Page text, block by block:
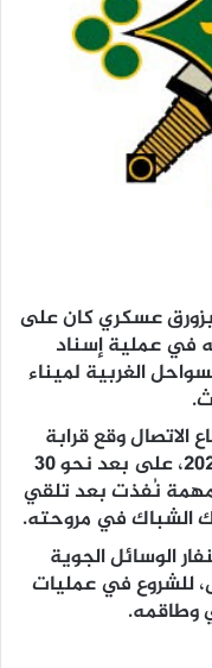
عسكري كان على
في عملية إسناد
الغربية لميناء
الاتصال وقع قرابة
الساعة الحادية عشرة ليل 20 يناير 2026، على بعد نحو 30
مهمة نُفذت بعد تلقي
الشباك في مروحته.
الوسائل الجوية
للشروع في عمليات
وطاقمه.